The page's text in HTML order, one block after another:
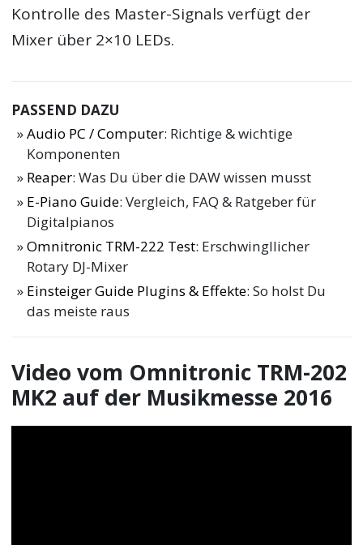
Kontrolle des Master-Signals verfügt der
Mixer über 2×10 LEDs.
PASSEND DAZU
Audio PC / Computer: Richtige & wichtige
Komponenten
Reaper: Was Du über die DAW wissen musst
E-Piano Guide: Vergleich, FAQ & Ratgeber für
Digitalpianos
Omnitronic TRM-222 Test: Erschwingllicher
Rotary DJ-Mixer
Einsteiger Guide Plugins & Effekte: So holst Du
das meiste raus
Video vom Omnitronic TRM-202
MK2 auf der Musikmesse 2016